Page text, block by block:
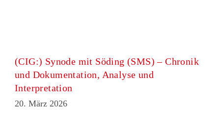
(CIG:) Synode mit Söding (SMS) – Chronik
und Dokumentation, Analyse und
Interpretation
20. März 2026